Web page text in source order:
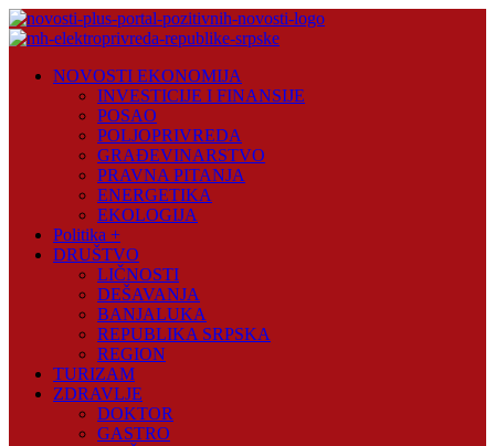
Skip
to
Plus
NOVOSTI EKONOMIJA
INVESTICIJE I FINANSIJE
POSAO
POLJOPRIVREDA
GRAĐEVINARSTVO
PRAVNA PITANJA
ENERGETIKA
EKOLOGIJA
Politika +
DRUŠTVO
LIČNOSTI
DEŠAVANJA
BANJALUKA
REPUBLIKA SRPSKA
REGION
TURIZAM
ZDRAVLJE
DOKTOR
GASTRO